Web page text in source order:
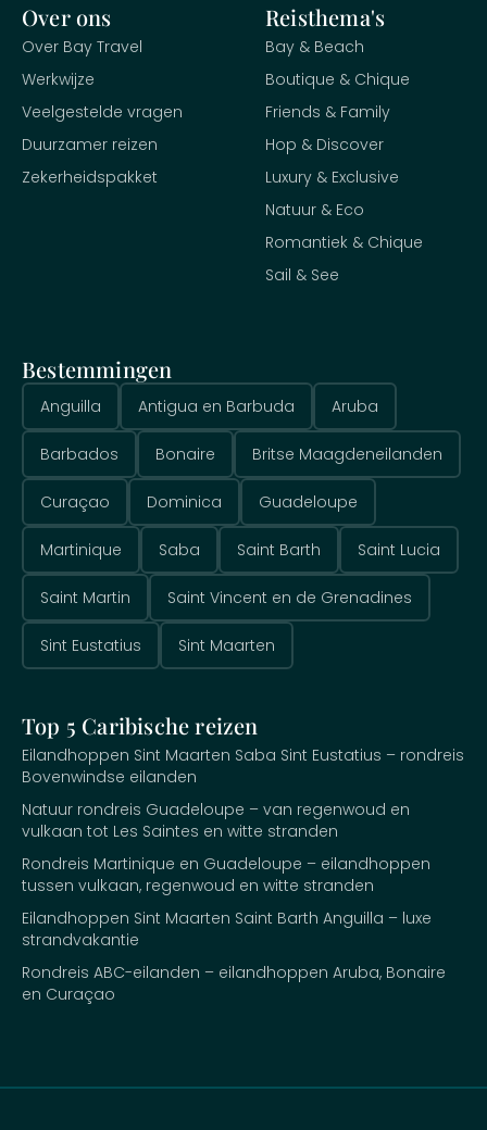
Over ons
Over Bay Travel
Werkwijze
Veelgestelde vragen
Duurzamer reizen
Zekerheidspakket
Reisthema's
Bay & Beach
Boutique & Chique
Friends & Family
Hop & Discover
Luxury & Exclusive
Natuur & Eco
Romantiek & Chique
Sail & See
Bestemmingen
Anguilla Antigua en Barbuda Aruba
Barbados Bonaire Britse Maagdeneilanden
Curaçao Dominica Guadeloupe
Martinique Saba Saint Barth Saint Lucia
Saint Martin Saint Vincent en de Grenadines
Sint Eustatius Sint Maarten
Top 5 Caribische reizen
Eilandhoppen Sint Maarten Saba Sint Eustatius – rondreis
Bovenwindse eilanden
Natuur rondreis Guadeloupe – van regenwoud en
vulkaan tot Les Saintes en witte stranden
Rondreis Martinique en Guadeloupe – eilandhoppen
tussen vulkaan, regenwoud en witte stranden
Eilandhoppen Sint Maarten Saint Barth Anguilla – luxe
strandvakantie
Rondreis ABC-eilanden – eilandhoppen Aruba, Bonaire
en Curaçao